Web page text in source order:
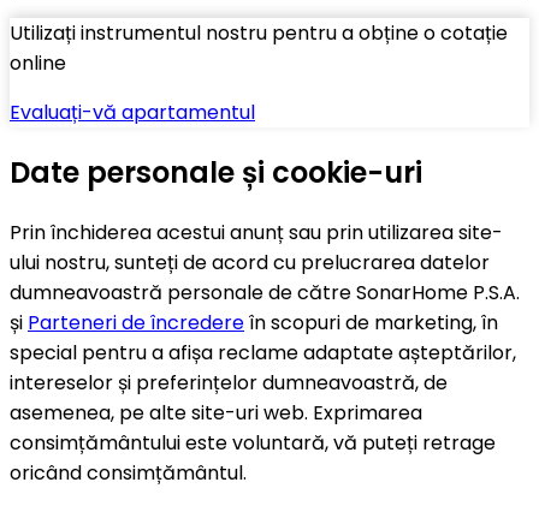
Utilizați instrumentul nostru pentru a obține o cotație
online
Evaluați-vă apartamentul
Date personale și cookie-uri
Prin închiderea acestui anunț sau prin utilizarea site-
ului nostru, sunteți de acord cu prelucrarea datelor
dumneavoastră personale de către SonarHome P.S.A.
și Parteneri de încredereîn scopuri de marketing, în
special pentru a afișa reclame adaptate așteptărilor,
intereselor și preferințelor dumneavoastră, de
asemenea, pe alte site-uri web. Exprimarea
consimțământului este voluntară, vă puteți retrage
oricând consimțământul.